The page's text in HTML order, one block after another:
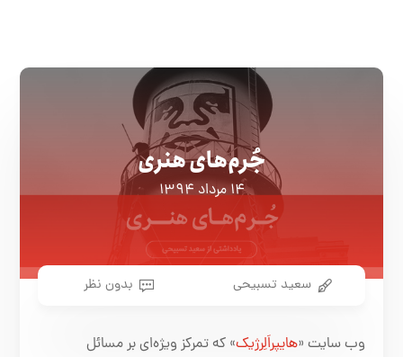
جُرم‌های هنری
۱۴ مرداد ۱۳۹۴
سعید تسبیحی بدون نظر
وب سایت «هایپراَلِرژیک» که تمرکز ویژه‌ای بر مسائل